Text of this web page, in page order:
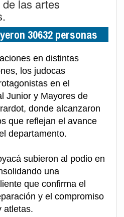
las artes
30632 personas
en distintas
los judocas
en el
Junior y Mayores de
donde alcanzaron
que reflejan el avance
departamento.
subieron al podio en
una
que confirma el
y el compromiso
atletas.